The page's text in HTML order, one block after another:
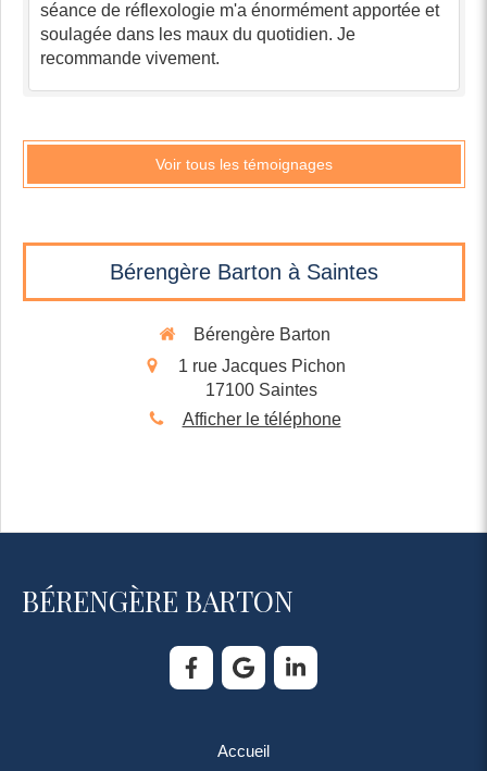
séance de réflexologie m'a énormément apportée et
soulagée dans les maux du quotidien. Je
recommande vivement.
Voir tous les témoignages
Bérengère Barton à Saintes
Bérengère Barton
1 rue Jacques Pichon
17100 Saintes
Afficher le téléphone
BÉRENGÈRE BARTON
Accueil